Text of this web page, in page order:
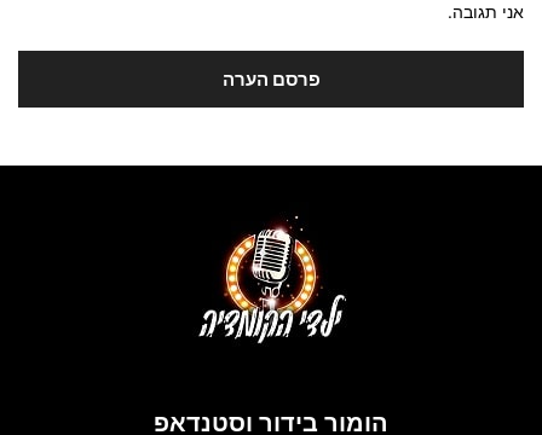
אני תגובה.
הומור בידור וסטנדאפ